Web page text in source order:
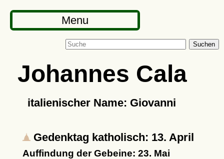
Menu
Suchen
Johannes Cala
italienischer Name: Giovanni
Gedenktag katholisch: 13. April
Auffindung der Gebeine: 23. Mai